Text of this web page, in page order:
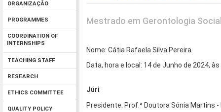
ORGANIZAÇÃO
PROGRAMMES
COORDINATION OF
INTERNSHIPS
TEACHING STAFF
RESEARCH
ETHICS COMMITTEE
QUALITY POLICY
Mestrado em Gerontologia
Nome: Cátia Rafaela Silva Pereira
Data, hora e local: 14 de Junho de 2024,
Júri
Presidente: Prof.ª Doutora Sónia Martins -